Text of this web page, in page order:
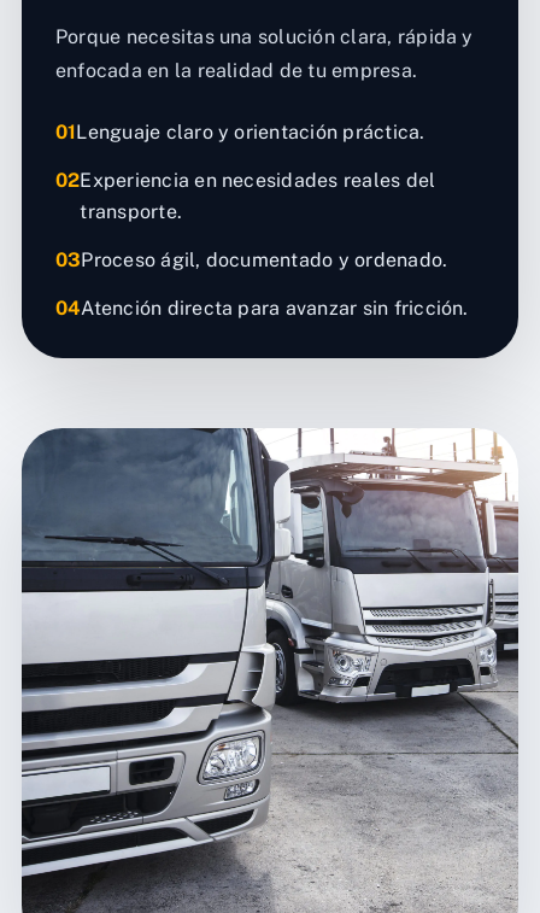
Porque necesitas una solución clara, rápida y
enfocada en la realidad de tu empresa.
01Lenguaje claro y orientación práctica.
02Experiencia en necesidades reales del
transporte.
03Proceso ágil, documentado y ordenado.
04Atención directa para avanzar sin fricción.